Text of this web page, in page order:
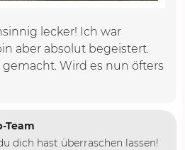
lecker! Ich war
aber absolut begeistert.
Wird es nun öfters
Team
dich hast überraschen lassen!